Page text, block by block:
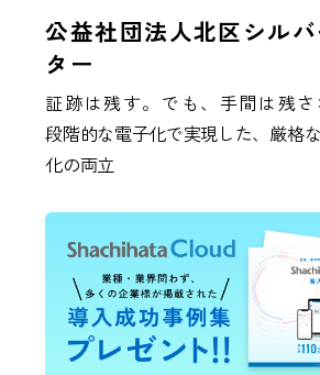
公益社団法人北区シル
ター
証跡は残す。でも、手間は残さ
段階的な電子化で実現した、厳格
化の両立